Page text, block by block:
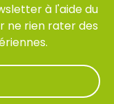
à l'aide du
ne rien rater des